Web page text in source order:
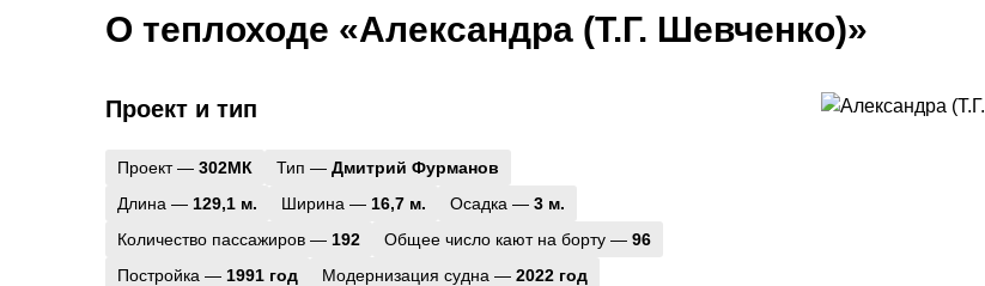
О теплоходе «Александра (Т.Г. Шевченко)»
Проект и тип
Проект — 302МК Тип — Дмитрий Фурманов
Длина — 129,1 м. Ширина — 16,7 м. Осадка — 3 м.
Количество пассажиров — 192 Общее число кают на борту — 96
Постройка — 1991 год Модернизация судна — 2022 год